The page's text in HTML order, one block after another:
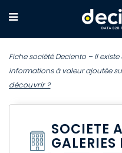
Fiche société Deciento – Il
informations à valeur ajoutée
découvrir ?
SOCIETE
GALERIES